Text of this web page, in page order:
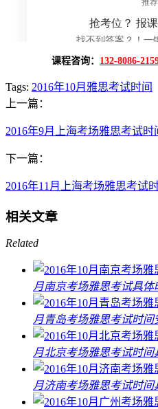
课程咨询： 132-8086-
Tags: 2016年10月雅思考试时间
上一篇：
2016年9月上海考场雅思考试时
下一篇：
2016年11月上海考场雅思考试
相关文章
Related
月南京考场雅思考试具体
月青岛考场雅思考试时间
月北京考场雅思考试时间
月济南考场雅思考试时间